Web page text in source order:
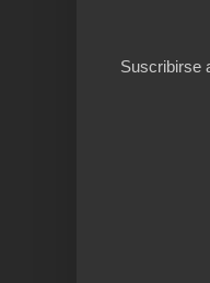
Suscribirse